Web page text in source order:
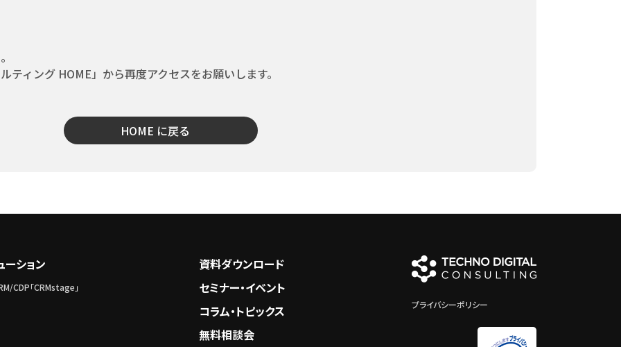
ィング HOME」から再度アクセスをお願いします。
HOME に戻る
ーション
CDP「CRMstage」
資料ダウンロード
セミナー・イベント
コラム・トピックス
無料相談会
プライバシーポリシー